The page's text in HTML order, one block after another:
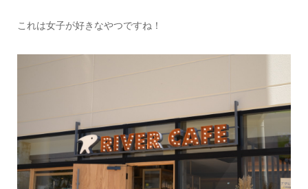
これは女子が好きなやつですね！